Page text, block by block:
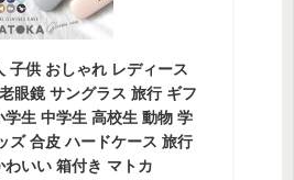
子供 おしゃれ レディース
眼鏡 サングラス 旅行 ギフ
学生 中学生 高校生 動物 学
ズ 合皮 ハードケース 旅行
いい 箱付き マトカ